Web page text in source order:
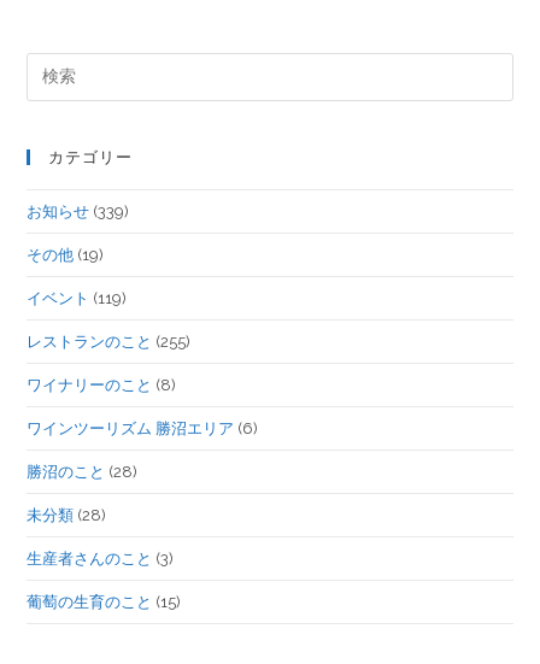
カテゴリー
お知らせ (339)
その他 (19)
イベント (119)
レストランのこと (255)
ワイナリーのこと (8)
ワインツーリズム 勝沼エリア (6)
勝沼のこと (28)
未分類 (28)
生産者さんのこと (3)
葡萄の生育のこと (15)